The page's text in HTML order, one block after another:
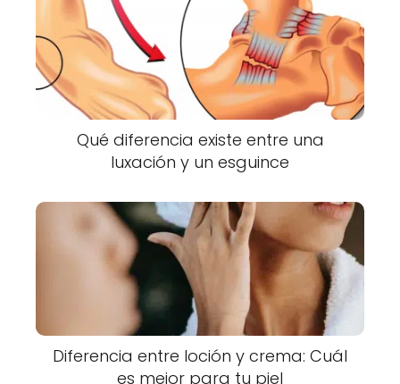
Qué diferencia existe entre una
luxación y un esguince
Diferencia entre loción y crema: Cuál
es mejor para tu piel